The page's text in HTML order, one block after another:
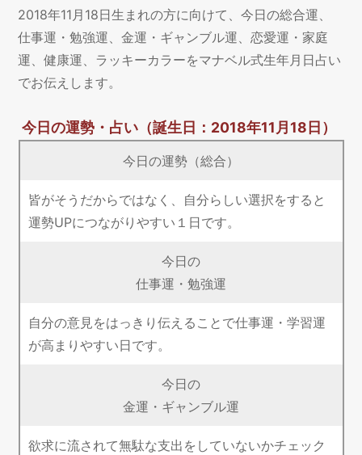
2018年11月18日生まれの方に向けて、今日の総合運、
仕事運・勉強運、金運・ギャンブル運、恋愛運・家庭
運、健康運、ラッキーカラーをマナベル式生年月日占い
でお伝えします。
今日の運勢・占い（誕生日：2018年11月18日）
今日の運勢（総合）
皆がそうだからではなく、自分らしい選択をすると
運勢UPにつながりやすい１日です。
今日の
仕事運・勉強運
自分の意見をはっきり伝えることで仕事運・学習運
が高まりやすい日です。
今日の
金運・ギャンブル運
欲求に流されて無駄な支出をしていないかチェック